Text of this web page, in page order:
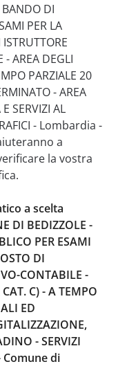
DI
PER LA
- AREA DEGLI
PARZIALE 20
- AREA
SERVIZI AL
- Lombardia -
a
la vostra
a scelta
DI BEDIZZOLE -
PER ESAMI
DI
CONTABILE -
C) - A TEMPO
ED
- SERVIZI
Comune di